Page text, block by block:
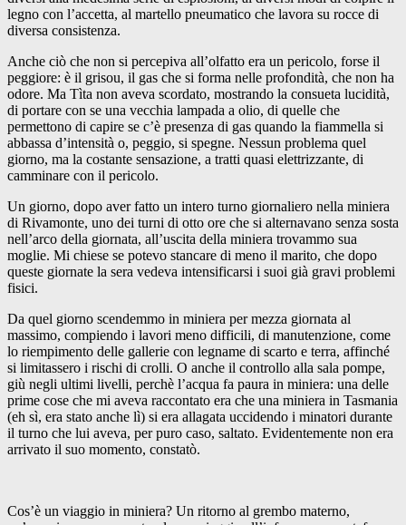
legno con l’accetta, al martello pneumatico che lavora su rocce di
diversa consistenza.
Anche ciò che non si percepiva all’olfatto era un pericolo, forse il
peggiore: è il grisou, il gas che si forma nelle profondità, che non ha
odore. Ma Tìta non aveva scordato, mostrando la consueta lucidità,
di portare con se una vecchia lampada a olio, di quelle che
permettono di capire se c’è presenza di gas quando la fiammella si
abbassa d’intensità o, peggio, si spegne. Nessun problema quel
giorno, ma la costante sensazione, a tratti quasi elettrizzante, di
camminare con il pericolo.
Un giorno, dopo aver fatto un intero turno giornaliero nella miniera
di Rivamonte, uno dei turni di otto ore che si alternavano senza sosta
nell’arco della giornata, all’uscita della miniera trovammo sua
moglie. Mi chiese se potevo stancare di meno il marito, che dopo
queste giornate la sera vedeva intensificarsi i suoi già gravi problemi
fisici.
Da quel giorno scendemmo in miniera per mezza giornata al
massimo, compiendo i lavori meno difficili, di manutenzione, come
lo riempimento delle gallerie con legname di scarto e terra, affinché
si limitassero i rischi di crolli. O anche il controllo alla sala pompe,
giù negli ultimi livelli, perchè l’acqua fa paura in miniera: una delle
prime cose che mi aveva raccontato era che una miniera in Tasmania
(eh sì, era stato anche lì) si era allagata uccidendo i minatori durante
il turno che lui aveva, per puro caso, saltato. Evidentemente non era
arrivato il suo momento, constatò.
Cos’è un viaggio in miniera? Un ritorno al grembo materno,